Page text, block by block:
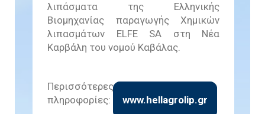
λιπάσματα της Ελληνικής
Βιομηχανίας παραγωγής Χημικών
λιπασμάτων ELFE SA στη Νέα
Καρβάλη του νομού Καβάλας.
Περισσότερες
πληροφορίες:
www.hellagrolip.gr